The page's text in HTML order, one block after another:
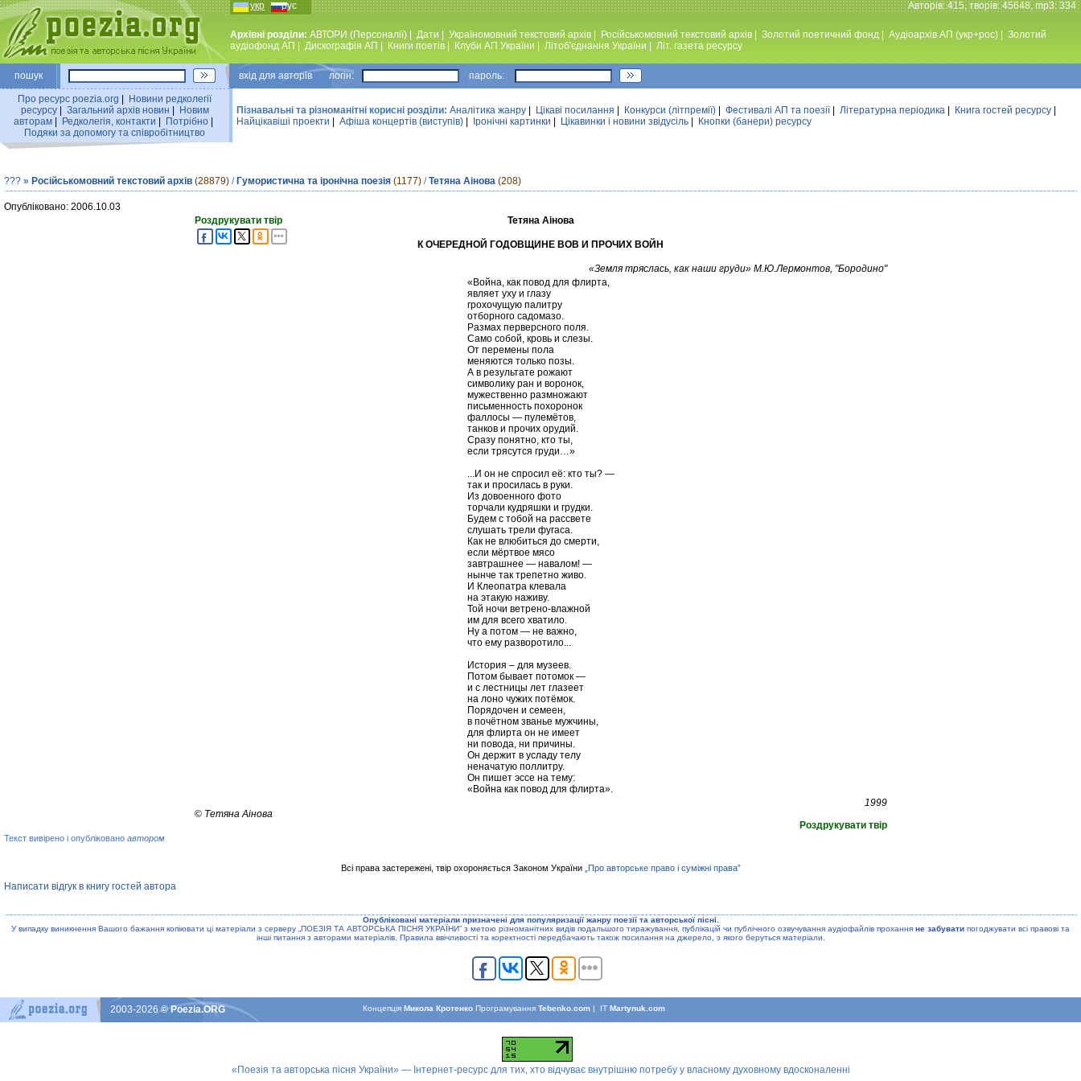
укр рус Авторiв: 415, творiв: 45648, mp3: 334
Архівні розділи: АВТОРИ (Персоналії) Дати Україномовний текстовий архiв Російськомовний текстовий архів Золотий поетичний фонд Аудiоархiв АП (укр+рос)
Золотий
аудiофонд АП
Дискографiя АП Книги поетiв Клуби АП України Лiтоб'єднання України Лiт. газета ресурсу
пошук вхiд для авторiв логін: пароль:
Про ресурс poezia.org
Новини редколегiї
ресурсу| Загальний архiв новин
Новим
авторам
Редколегiя, контакти Потрiбно
Подяки за допомогу та співробітництво
Пізнавальні та різноманітні корисні розділи: Аналiтика жанру Цікаві посилання Конкурси (лiтпремiї) Фестивалi АП та поезiї| Літературна періодика Книга гостей ресурсу
Найцiкавiшi проекти
Афіша концертів (виступів) Iронiчнi картинки Цікавинки і новини звідусіль Кнопки (банери) ресурсу
??? » Російськомовний текстовий архів (28879) / Гумористична та іронічна поезія (1177) /Тетяна Аінова (208)
Опубліковано: 2006.10.03
Роздрукувати твір
Тетяна Аінова
К ОЧЕРЕДНОЙ ГОДОВЩИНЕ ВОВ И ПРОЧИХ ВОЙН
«Земля тряслась, как наши груди» М.Ю.Лермонтов, "Бородино"
«Война, как повод для флирта,
являет уху и глазу
грохочущую палитру
отборного садомазо.
Размах перверсного поля.
Само собой, кровь и слезы.
От перемены пола
меняются только позы.
А в результате рожают
символику ран и воронок,
мужественно размножают
письменность похоронок
фаллосы — пулемётов,
танков и прочих орудий.
Сразу понятно, кто ты,
если трясутся груди…»
...И он не спросил её: кто ты? —
так и просилась в руки.
Из довоенного фото
торчали кудряшки и грудки.
Будем с тобой на рассвете
слушать трели фугаса.
Как не влюбиться до смерти,
если мёртвое мясо
завтрашнее — навалом! —
нынче так трепетно живо.
И Клеопатра клевала
на этакую наживу.
Той ночи ветрено-влажной
им для всего хватило.
Ну а потом — не важно,
что ему разворотило...
История – для музеев.
Потом бывает потомок —
и с лестницы лет глазеет
на лоно чужих потёмок.
Порядочен и семеен,
в почётном званье мужчины,
для флирта он не имеет
ни повода, ни причины.
Он держит в усладу телу
неначатую поллитру.
Он пишет эссе на тему:
«Война как повод для флирта».
1999
© Тетяна Аінова
Роздрукувати твір
Текст вивірено і опубліковано автором
Всі права застережені, твір охороняється Законом України „Про авторське право і суміжні права”
Написати відгук в книгу гостей автора
Опублiкованi матерiали призначенi для популяризацiї жанру поезiї та авторської пiснi.
У випадку виникнення Вашого бажання копiювати цi матерiали з серверу „ПОЕЗIЯ ТА АВТОРСЬКА ПIСНЯ УКРАЇНИ” з метою рiзноманiтних видiв подальшого тиражування, публiкацiй чи публiчного озвучування аудiофайлiв прохання не забувати погоджувати всi правовi та
iншi питання з авторами матерiалiв. Правила ввiчливостi та коректностi передбачають також посилання на джерело, з якого беруться матерiали.
Концепцiя Микола КротенкоПрограмування Tebenko.com| IT Martynuk.com
2003-2026© Poezia.ORG
«Поезія та авторська пісня України» — Інтернет-ресурс для тих, хто відчуває внутрішню потребу у власному духовному вдосконаленні